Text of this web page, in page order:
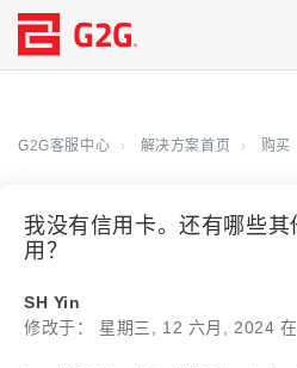
G2G客服中心 解决方案首页 购买
我没有信用卡。还有哪些
用？
SH Yin
修改于： 星期三, 12 六月, 2024